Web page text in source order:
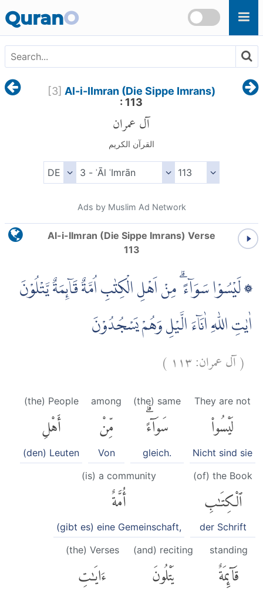
QuranO
[3] Al-i-IImran (Die Sippe Imrans)
: 113
آل عمران
القرآن الكريم
Ads by Muslim Ad Network
Al-i-IImran (Die Sippe Imrans) Verse
113
۞ لَيْسُوْا سَوَاۤءً ۗ مِنْ اَهْلِ الْكِتٰبِ اُمَّةٌ قَاۤىِٕمَةٌ يَّتْلُوْنَ
اٰيٰتِ اللّٰهِ اٰنَاۤءَ الَّيْلِ وَهُمْ يَسْجُدُوْنَ
(آل عمران:١١٣ )
They are not
لَيْسُوا۟
Nicht sind sie
(the) same
سَوَآءًۗ
gleich.
among
مِّنْ
Von
(the) People
أَهْلِ
(den) Leuten
(of) the Book
ٱلْكِتَٰبِ
der Schrift
(is) a community
أُمَّةٌ
(gibt es) eine Gemeinschaft,
standing
قَآئِمَةٌ
(and) reciting
يَتْلُونَ
(the) Verses
ءَايَٰتِ